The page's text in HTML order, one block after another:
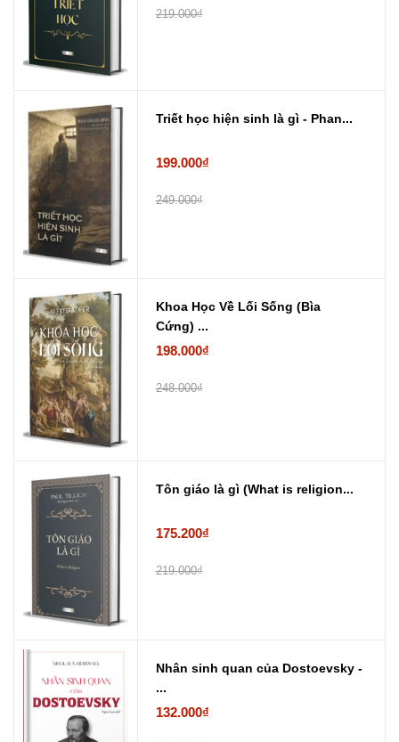
219.000₫
Triết học hiện sinh là gì - Phan...
199.000₫
249.000₫
Khoa Học Về Lối Sống (Bìa
Cứng) ...
198.000₫
248.000₫
Tôn giáo là gì (What is religion...
175.200₫
219.000₫
Nhân sinh quan của Dostoevsky -
...
132.000₫